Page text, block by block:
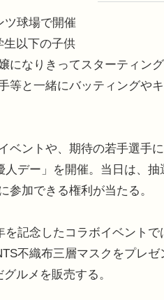
球場で開催
生以下の子供
になりきってスターティン
等と一緒にバッティングや
ントや、期待の若手選手
デー」を開催。当日は、
参加できる権利が当たる。
記念したコラボイベントで
不織布三層マスクをプレ
ルメを販売する。